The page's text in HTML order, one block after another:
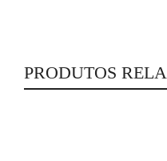
PRODUTOS